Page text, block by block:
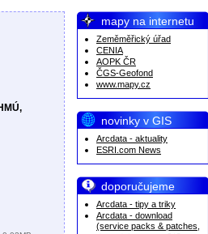
mapy na internetu
Zeměměřický úřad
CENIA
AOPK ČR
ČGS-Geofond
www.mapy.cz
novinky v GIS
Arcdata - aktuality
ESRI.com News
doporučujeme
Arcdata - tipy a triky
Arcdata - download
(service packs & patches,